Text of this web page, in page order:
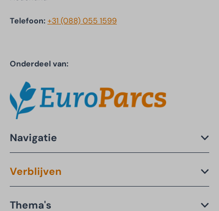
Telefoon:+31 (088) 055 1599
Onderdeel van:
Navigatie
Verblijven
Thema's